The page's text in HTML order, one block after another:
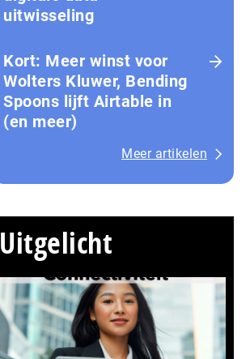
uitwisseling
Kort: Meer winst voor
Wolters Kluwer, Bending
Spoons lijft Airtable in
(en meer)
Meer artikelen
Uitgelicht